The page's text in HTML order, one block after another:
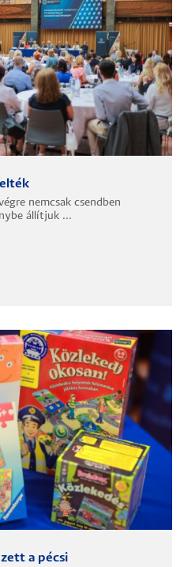
nemcsak csendben
állítjuk ...
a pécsi